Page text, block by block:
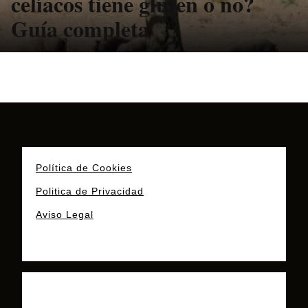
Guía completa
Política de Cookies
Politica de Privacidad
Aviso Legal